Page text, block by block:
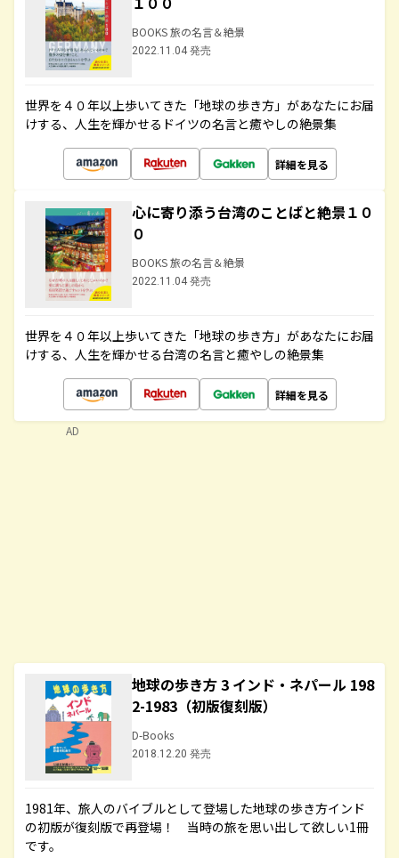
BOOKS 旅の名言＆絶景
2022.11.04 発売
世界を４０年以上歩いてきた「地球の歩き方」があなたにお届
けする、人生を輝かせるドイツの名言と癒やしの絶景集
詳細を見る
心に寄り添う台湾のことばと絶景１０
０
BOOKS 旅の名言＆絶景
2022.11.04 発売
世界を４０年以上歩いてきた「地球の歩き方」があなたにお届
けする、人生を輝かせる台湾の名言と癒やしの絶景集
詳細を見る
地球の歩き方 3 インド・ネパール 198
2-1983（初版復刻版）
D-Books
2018.12.20 発売
1981年、旅人のバイブルとして登場した地球の歩き方インド
の初版が復刻版で再登場！ 当時の旅を思い出して欲しい1冊
です。
AD